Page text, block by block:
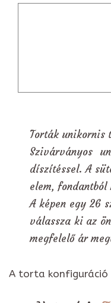
Torták unikornis
Szivárványos
díszítéssel. A
elem, fondantból
A képen egy 26
válassza ki az
megfelelő ár
A torta